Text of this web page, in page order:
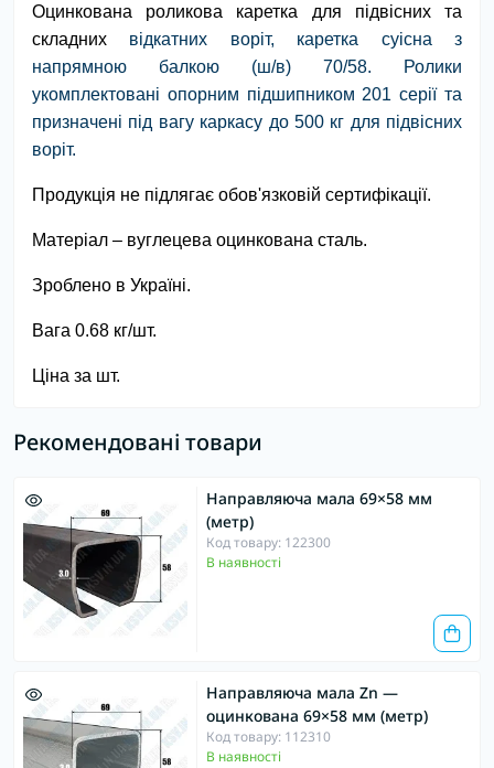
Оцинкована роликова каретка для підвісних та
складних відкатних воріт, каретка суісна з
напрямною балкою (ш/в) 70/58. Ролики
укомплектовані опорним підшипником 201 серії та
призначені під вагу каркасу до 500 кг для підвісних
воріт.
Продукція не підлягає обов'язковій сертифікації.
Матеріал – вуглецева оцинкована сталь.
Зроблено в Україні.
Вага 0.68 кг/шт.
Ціна за шт.
Рекомендовані товари
Направляюча мала 69×58 мм
(метр)
Код товару: 122300
В наявності
Направляюча мала Zn —
оцинкована 69×58 мм (метр)
Код товару: 112310
В наявності